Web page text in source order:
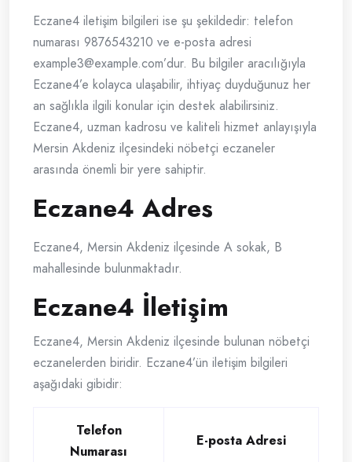
Eczane4 iletişim bilgileri ise şu şekildedir: telefon
numarası 9876543210 ve e-posta adresi
example3@example.com’dur. Bu bilgiler aracılığıyla
Eczane4’e kolayca ulaşabilir, ihtiyaç duyduğunuz her
an sağlıkla ilgili konular için destek alabilirsiniz.
Eczane4, uzman kadrosu ve kaliteli hizmet anlayışıyla
Mersin Akdeniz ilçesindeki nöbetçi eczaneler
arasında önemli bir yere sahiptir.
Eczane4 Adres
Eczane4, Mersin Akdeniz ilçesinde A sokak, B
mahallesinde bulunmaktadır.
Eczane4 İletişim
Eczane4, Mersin Akdeniz ilçesinde bulunan nöbetçi
eczanelerden biridir. Eczane4’ün iletişim bilgileri
aşağıdaki gibidir:
Telefon
Numarası
E-posta Adresi